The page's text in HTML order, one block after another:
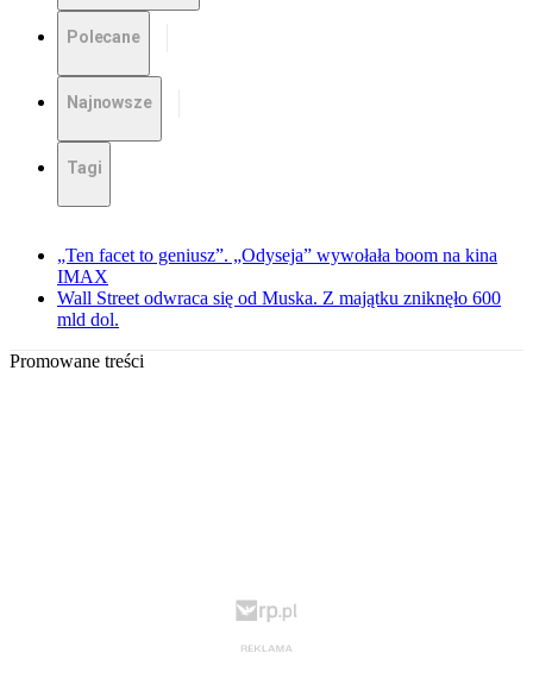
Polecane
Najnowsze
Tagi
„Ten facet to geniusz”. „Odyseja” wywołała boom na kina
IMAX
Wall Street odwraca się od Muska. Z majątku zniknęło 600
mld dol.
Promowane treści